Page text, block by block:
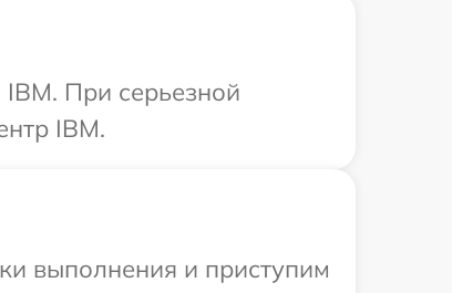
При серьезной
IBM.
выполнения и приступим